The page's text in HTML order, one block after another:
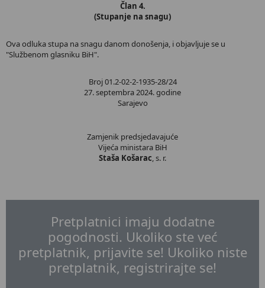
Član 4.
(Stupanje na snagu)
Ova odluka stupa na snagu danom donošenja, i objavljuje se u
"Službenom glasniku BiH".
Broj 01.2-02-2-1935-28/24
27. septembra 2024. godine
Sarajevo
Zamjenik predsjedavajuće
Vijeća ministara BiH
Staša Košarac, s. r.
Pretplatnici imaju dodatne
pogodnosti. Ukoliko ste već
pretplatnik, prijavite se! Ukoliko niste
pretplatnik, registrirajte se!